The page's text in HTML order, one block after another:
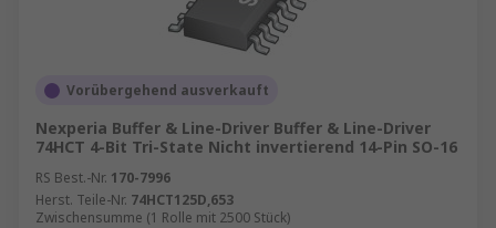
Vorübergehend ausverkauft
Nexperia Buffer & Line-Driver Buffer & Line-Driver
74HCT 4-Bit Tri-State Nicht invertierend 14-Pin SO-16
RS Best.-Nr. 170-7996
Herst. Teile-Nr. 74HCT125D,653
Zwischensumme (1 Rolle mit 2500 Stück)